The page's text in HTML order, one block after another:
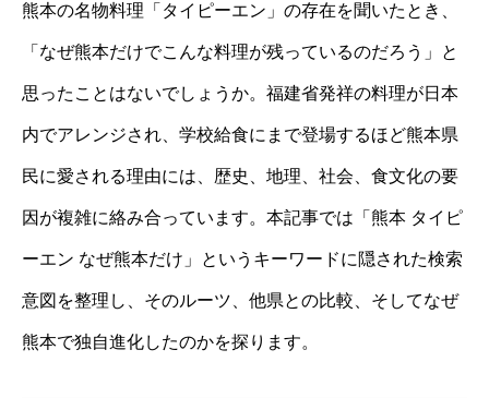
熊本の名物料理「タイピーエン」の存在を聞いたとき、
「なぜ熊本だけでこんな料理が残っているのだろう」と
思ったことはないでしょうか。福建省発祥の料理が日本
内でアレンジされ、学校給食にまで登場するほど熊本県
民に愛される理由には、歴史、地理、社会、食文化の要
因が複雑に絡み合っています。本記事では「熊本 タイピ
ーエン なぜ熊本だけ」というキーワードに隠された検索
意図を整理し、そのルーツ、他県との比較、そしてなぜ
熊本で独自進化したのかを探ります。